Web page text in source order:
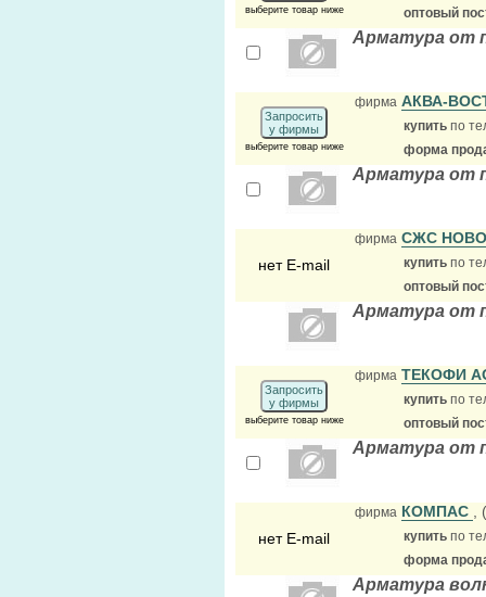
выберите товар ниже
оптовый
Арматура от
Запросить
у фирмы
выберите товар ниже
фирма АКВА-
купить по
форма
Арматура от
нет E-mail
фирма СЖС
купить по
оптовый
Арматура от
Запросить
у фирмы
выберите товар ниже
фирма ТЕКОФИ
купить по
оптовый
Арматура от
нет E-mail
фирма КОМПАС
купить по
форма
Арматура